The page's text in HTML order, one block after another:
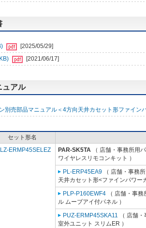
[2025/05/29]
[2021/06/17]
ュアル
別売部品マニュアル＜4方向天井カセット形ファイン
セット形名
ERMP45SELEZ
PAR-SK5TA （ 店舗・事務所用
ワイヤレスリモコンキット ）
PL-ERP45EA9 （ 店舗・事務
天井カセット形<ファインパワー
PLP-P160EWF4 （ 店舗・事
ル ムーブアイ付パネル ）
PUZ-ERMP45SKA11 （ 店舗
室外ユニット スリムER ）